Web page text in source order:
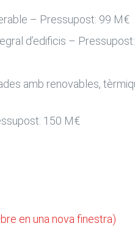
– Pressupost: 99 M€
d’edificis –
amb renovables,
150 M€
en una nova finestra)